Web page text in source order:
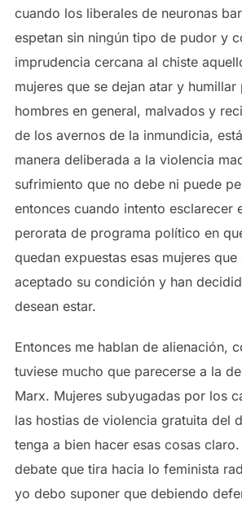
cuando los liberales de neuronas
espetan sin ningún tipo de pudor y
imprudencia cercana al chiste
mujeres que se dejan atar y
hombres en general, malvados y
de los avernos de la inmundicia,
manera deliberada a la violencia
sufrimiento que no debe ni puede
entonces cuando intento esclarecer
perorata de programa político en
quedan expuestas esas mujeres
aceptado su condición y han
desean estar.
Entonces me hablan de alienación,
tuviese mucho que parecerse a la
Marx. Mujeres subyugadas por los
las hostias de violencia gratuita del
tenga a bien hacer esas cosas
debate que tira hacia lo feminista
yo debo suponer que debiendo